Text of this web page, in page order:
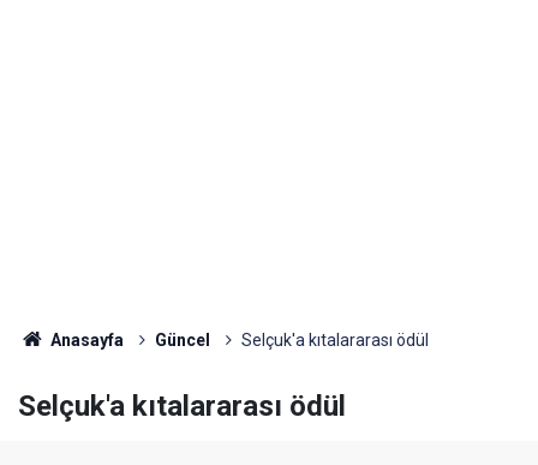
Anasayfa Güncel Selçuk'a kıtalararası ödül
Selçuk'a kıtalararası ödül